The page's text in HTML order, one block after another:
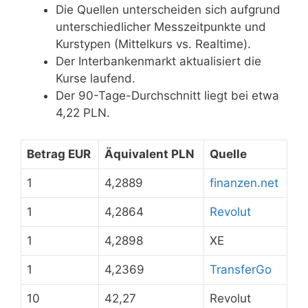
Die Quellen unterscheiden sich aufgrund
unterschiedlicher Messzeitpunkte und
Kurstypen (Mittelkurs vs. Realtime).
Der Interbankenmarkt aktualisiert die
Kurse laufend.
Der 90-Tage-Durchschnitt liegt bei etwa
4,22 PLN.
Betrag EUR Äquivalent PLN Quelle
1 4,2889 finanzen.net
1 4,2864 Revolut
1 4,2898 XE
1 4,2369 TransferGo
10 42,27 Revolut